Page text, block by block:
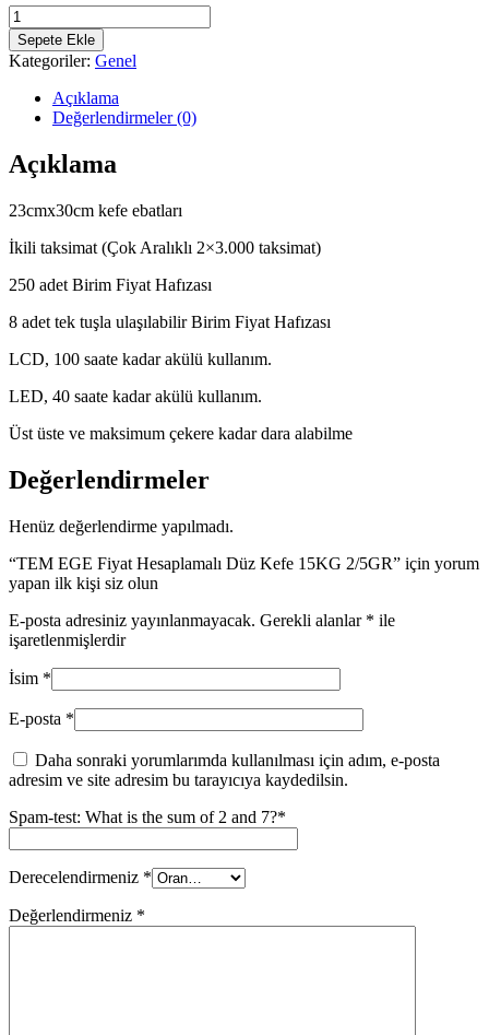
TEM
EGE
Fiyat
Hesaplamalı
Düz
Kefe
2/5GR
adet
Sepete Ekle
Kategoriler: Genel
Açıklama
Değerlendirmeler (0)
Açıklama
23cmx30cm kefe ebatları
İkili taksimat (Çok Aralıklı 2×3.000 taksimat)
250 adet Birim Fiyat Hafızası
8 adet tek tuşla ulaşılabilir Birim Fiyat Hafızası
LCD, 100 saate kadar akülü kullanım.
LED, 40 saate kadar akülü kullanım.
Üst üste ve maksimum çekere kadar dara alabilme
Değerlendirmeler
Henüz değerlendirme yapılmadı.
“TEM EGE Fiyat Hesaplamalı Düz Kefe 15KG 2/5GR” için yorum
yapan ilk kişi siz olun
E-posta adresiniz yayınlanmayacak. Gerekli alanlar * ile
işaretlenmişlerdir
İsim *
E-posta *
Daha sonraki yorumlarımda kullanılması için adım, e-posta
adresim ve site adresim bu tarayıcıya kaydedilsin.
Spam-test: What is the sum of 2 and 7?*
Derecelendirmeniz *
Değerlendirmeniz *